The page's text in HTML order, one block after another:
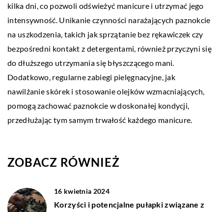
kilka dni, co pozwoli odświeżyć manicure i utrzymać jego
intensywność. Unikanie czynności narażających paznokcie
na uszkodzenia, takich jak sprzątanie bez rękawiczek czy
bezpośredni kontakt z detergentami, również przyczyni się
do dłuższego utrzymania się błyszczącego mani.
Dodatkowo, regularne zabiegi pielęgnacyjne, jak
nawilżanie skórek i stosowanie olejków wzmacniających,
pomogą zachować paznokcie w doskonałej kondycji,
przedłużając tym samym trwałość każdego manicure.
ZOBACZ RÓWNIEŻ
16 kwietnia 2024
Korzyści i potencjalne pułapki związane z